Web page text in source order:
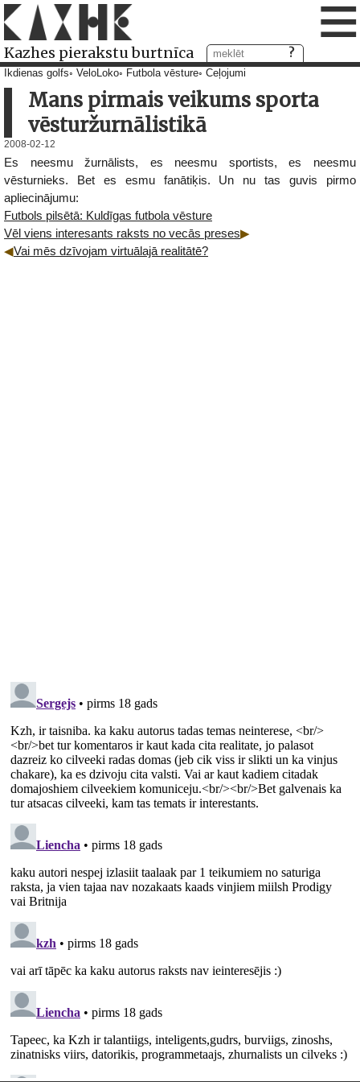
Kazhes pierakstu burtnīca ≡
Ikdienas golfs VeloLoko Futbola vēsture Ceļojumi
Mans pirmais veikums sporta
vēsturžurnālistikā
2008-02-12
Es neesmu žurnālists, es neesmu sportists, es neesmu
vēsturnieks. Bet es esmu fanātiķis. Un nu tas guvis pirmo
apliecinājumu:
Futbols pilsētā: Kuldīgas futbola vēsture
Vēl viens interesants raksts no vecās preses
Vai mēs dzīvojam virtuālajā realitātē?